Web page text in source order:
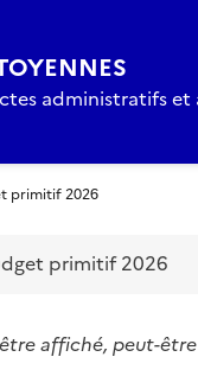
administratifs
primitif 2026
primitif 2026
affiché, peut-